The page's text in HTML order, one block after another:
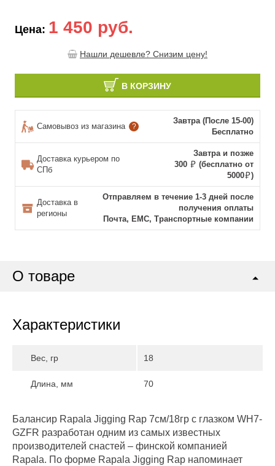
Цена: 1 450 руб.
Нашли дешевле? Снизим цену!
В КОРЗИНУ
Самовывоз из магазина ?
Завтра (После 15-00)
Бесплатно
Доставка курьером по
СПб
Завтра и позже
300
(бесплатно от
5000
)
Доставка в
регионы
Отправляем в течение 1-3 дней после
получения оплаты
Почта, ЕМС, Транспортные компании
О товаре
Характеристики
Вес, гр 18
Длина, мм 70
Балансир Rapala Jigging Rap 7см/18гр с глазком WH7-
GZFR разработан одним из самых известных
производителей снастей – финской компанией
Rapala. По форме Rapala Jigging Rap напоминает